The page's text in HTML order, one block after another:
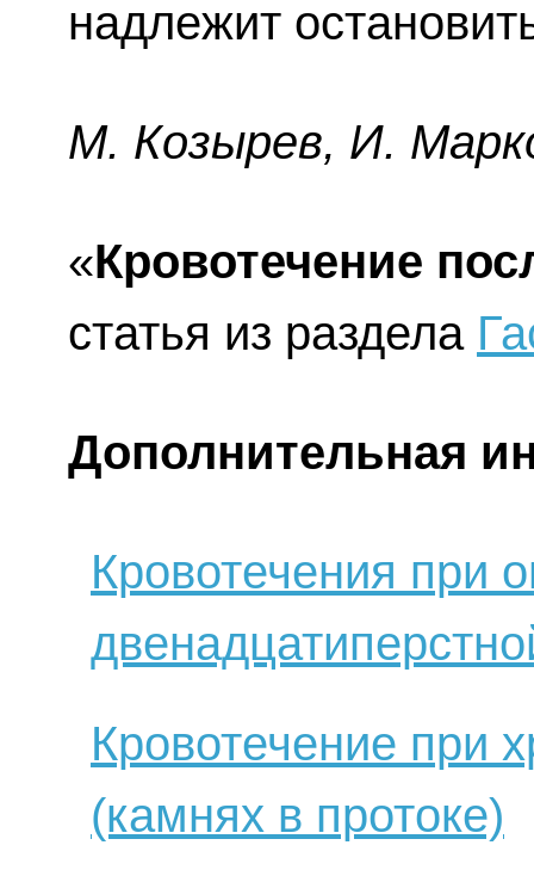
надлежит
М. Козырев, И.
«Кровотечение
статья из раздела
Дополнительная
Кровотечения при
Кровотечение при
(камнях в протоке)